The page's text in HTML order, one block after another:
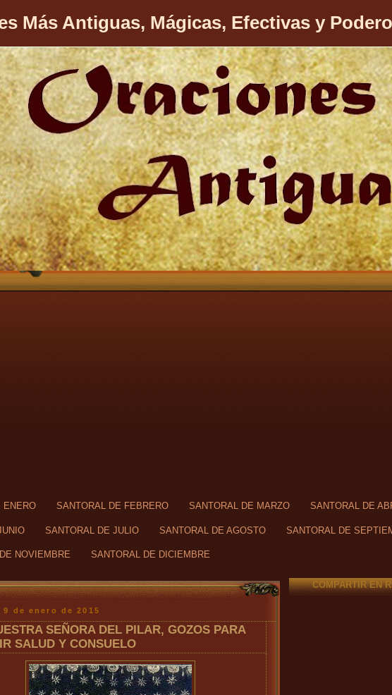
Más Antiguas, Mágicas, Efectivas y
ENERO SANTORAL DE FEBRERO SANTORAL DE MARZO SANTORAL DE
SANTORAL DE JULIO SANTORAL DE AGOSTO SANTORAL DE
NOVIEMBRE SANTORAL DE DICIEMBRE
de enero de 2015
SEÑORA DEL PILAR, GOZOS PARA
SALUD Y CONSUELO
COMPARTIR EN